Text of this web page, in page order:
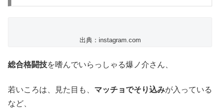
出典：instagram.com
総合格闘技を嗜んでいらっしゃる爆ノ介さん、
若いころは、見た目も、 マッチョでそり込みが入っている
など、